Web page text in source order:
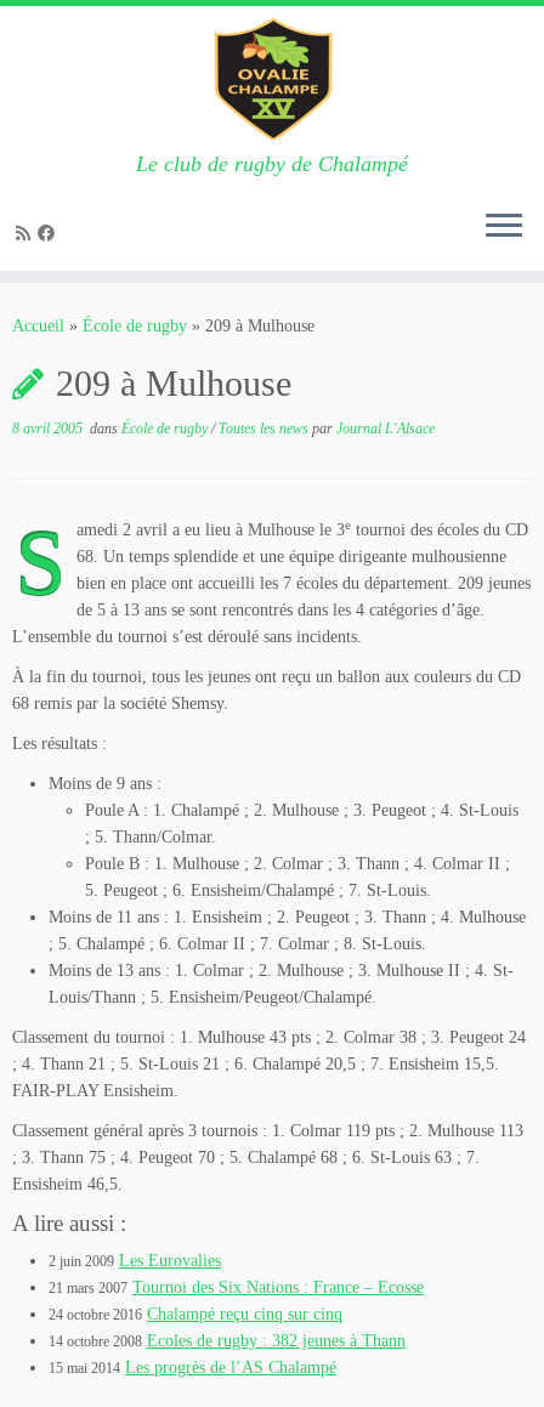
Le club de rugby de Chalampé
Accueil » École de rugby » 209 à Mulhouse
209 à Mulhouse
8 avril 2005 dans École de rugby/Toutes les news par Journal L'Alsace
S amedi 2 avril a eu lieu à Mulhouse le 3e tournoi des écoles du CD
68. Un temps splendide et une équipe dirigeante mulhousienne
bien en place ont accueilli les 7 écoles du département. 209 jeunes
de 5 à 13 ans se sont rencontrés dans les 4 catégories d’âge.
L’ensemble du tournoi s’est déroulé sans incidents.
À la fin du tournoi, tous les jeunes ont reçu un ballon aux couleurs du CD
68 remis par la société Shemsy.
Les résultats :
Moins de 9 ans :
Poule A : 1. Chalampé ; 2. Mulhouse ; 3. Peugeot ; 4. St-Louis
; 5. Thann/Colmar.
Poule B : 1. Mulhouse ; 2. Colmar ; 3. Thann ; 4. Colmar II ;
5. Peugeot ; 6. Ensisheim/Chalampé ; 7. St-Louis.
Moins de 11 ans : 1. Ensisheim ; 2. Peugeot ; 3. Thann ; 4. Mulhouse
; 5. Chalampé ; 6. Colmar II ; 7. Colmar ; 8. St-Louis.
Moins de 13 ans : 1. Colmar ; 2. Mulhouse ; 3. Mulhouse II ; 4. St-
Louis/Thann ; 5. Ensisheim/Peugeot/Chalampé.
Classement du tournoi : 1. Mulhouse 43 pts ; 2. Colmar 38 ; 3. Peugeot 24
; 4. Thann 21 ; 5. St-Louis 21 ; 6. Chalampé 20,5 ; 7. Ensisheim 15,5.
FAIR-PLAY Ensisheim.
Classement général après 3 tournois : 1. Colmar 119 pts ; 2. Mulhouse 113
; 3. Thann 75 ; 4. Peugeot 70 ; 5. Chalampé 68 ; 6. St-Louis 63 ; 7.
Ensisheim 46,5.
A lire aussi :
2 juin 2009 Les Eurovalies
21 mars 2007 Tournoi des Six Nations : France – Ecosse
24 octobre 2016 Chalampé reçu cinq sur cinq
14 octobre 2008 Ecoles de rugby : 382 jeunes à Thann
15 mai 2014 Les progrès de l’AS Chalampé